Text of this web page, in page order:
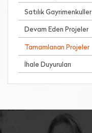
Satılık Gayrimenkuller
Devam Eden Projeler
Tamamlanan Projeler
İhale Duyuruları